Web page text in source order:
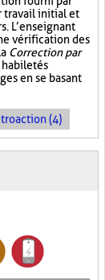
travail initial et
L’enseignant
vérification des
Correction par
en se basant
(4)